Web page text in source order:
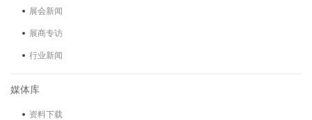
展会新闻
展商专访
行业新闻
媒体库
资料下载